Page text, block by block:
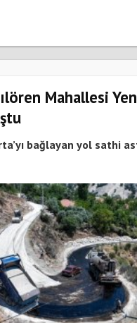
Yeni Yoluna Kavuştu
Mahallesi
bağlayan yol sathi